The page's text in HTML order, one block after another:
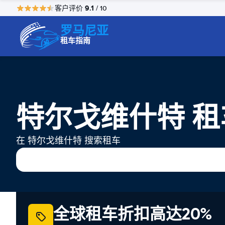
客户评价 9.1 / 10
罗马尼亚
租车指南
特尔戈维什特
在 特尔戈维什特 搜索租车
全球租车折扣高达20%